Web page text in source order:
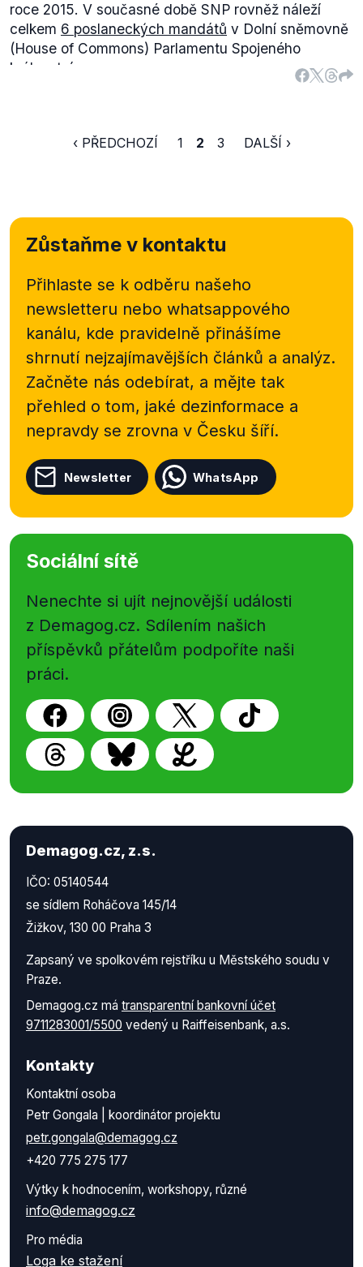
roce 2015. V současné době SNP rovněž náleží
celkem 6 poslaneckých mandátů v Dolní sněmovně
(House of Commons) Parlamentu Spojeného
království.
‹ PŘEDCHOZÍ 1 2 3 DALŠÍ ›
Zůstaňme v kontaktu
Přihlaste se k odběru našeho
newsletteru nebo whatsappového
kanálu, kde pravidelně přinášíme
shrnutí nejzajímavějších článků a analýz.
Začněte nás odebírat, a mějte tak
přehled o tom, jaké dezinformace a
nepravdy se zrovna v Česku šíří.
Newsletter WhatsApp
Sociální sítě
Nenechte si ujít nejnovější události
z Demagog.cz. Sdílením našich
příspěvků přátelům podpoříte naši
práci.
Demagog.cz, z.s.
IČO: 05140544
se sídlem Roháčova 145/14
Žižkov, 130 00 Praha 3
Zapsaný ve spolkovém rejstříku u Městského soudu v
Praze.
Demagog.cz má transparentní bankovní účet
9711283001/5500 vedený u Raiffeisenbank, a.s.
Kontakty
Kontaktní osoba
Petr Gongala | koordinátor projektu
petr.gongala@demagog.cz
+420 775 275 177
Výtky k hodnocením, workshopy, různé
info@demagog.cz
Pro média
Loga ke stažení